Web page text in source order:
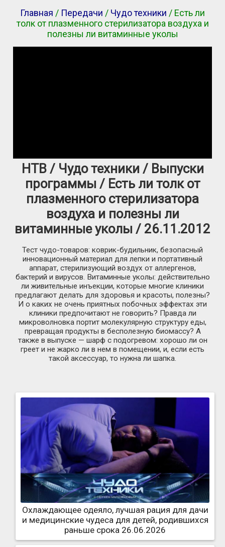
Главная / Передачи / Чудо техники / Есть ли
толк от плазменного стерилизатора воздуха и
полезны ли витаминные уколы
НТВ / Чудо техники / Выпуски
программы / Есть ли толк от
плазменного стерилизатора
воздуха и полезны ли
витаминные уколы / 26.11.2012
Тест чудо-товаров: коврик-будильник, безопасный
инновационный материал для лепки и портативный
аппарат, стерилизующий воздух от аллергенов,
бактерий и вирусов. Витаминные уколы: действительно
ли живительные инъекции, которые многие клиники
предлагают делать для здоровья и красоты, полезны?
И о каких не очень приятных побочных эффектах эти
клиники предпочитают не говорить? Правда ли
микроволновка портит молекулярную структуру еды,
превращая продукты в бесполезную биомассу? А
также в выпуске — шарф с подогревом: хорошо ли он
греет и не жарко ли в нем в помещении, и, если есть
такой аксессуар, то нужна ли шапка.
Охлаждающее одеяло, лучшая рация для дачи
и медицинские чудеса для детей, родившихся
раньше срока 26.06.2026